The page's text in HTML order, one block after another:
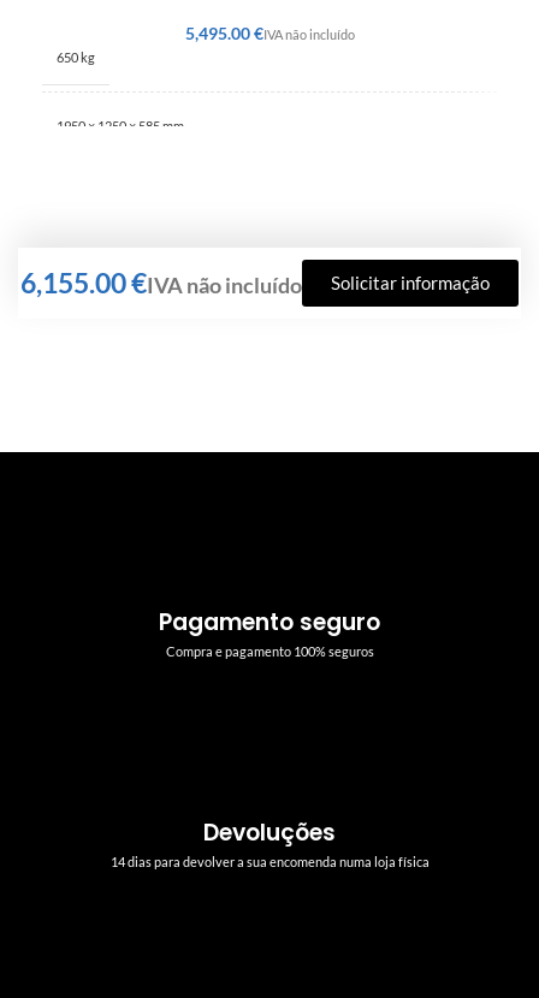
€
650 kg
1950 × 1250 × 585 mm
€ Solicitar informação
Pagamento seguro
Compra e pagamento 100% seguros
Devoluções
14 dias para devolver a sua encomenda numa loja física